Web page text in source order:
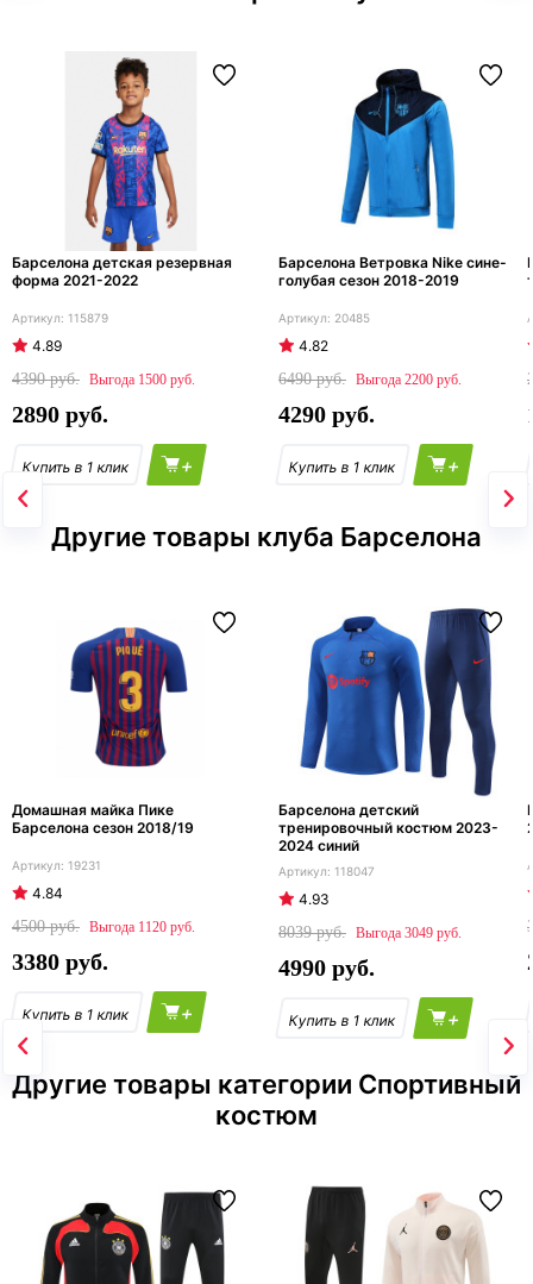
Барселона детская резервная
форма 2021-2022
115879
4.89
4390
1500
2890
+
Барселона Ветровка Nike сине-
голубая сезон 2018-2019
20485
4.82
6490
2200
4290
+
Другие товары клуба Барселона
Домашная майка Пике
Барселона сезон 2018/19
19231
4.84
4500
1120
3380
+
Барселона детский
тренировочный костюм 2023-
2024 синий
118047
4.93
8039
3049
4990
+
Другие товары категории Спортивный
костюм